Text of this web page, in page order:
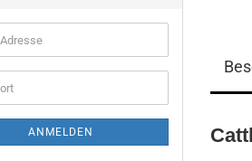
ANMELDEN